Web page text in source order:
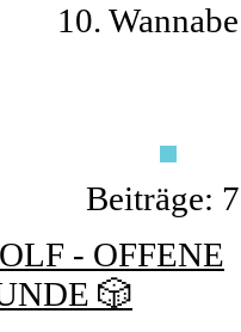
10.
Beiträge:
- OFFENE
🎲